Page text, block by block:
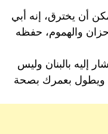
أن يخترق، إنه أبي
والهموم، حفظه
إليه بالبنان وليس
ويطول بعمرك بصحة